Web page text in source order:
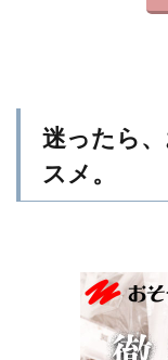
迷ったら
スメ。